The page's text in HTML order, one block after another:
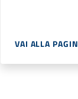
VAI ALLA